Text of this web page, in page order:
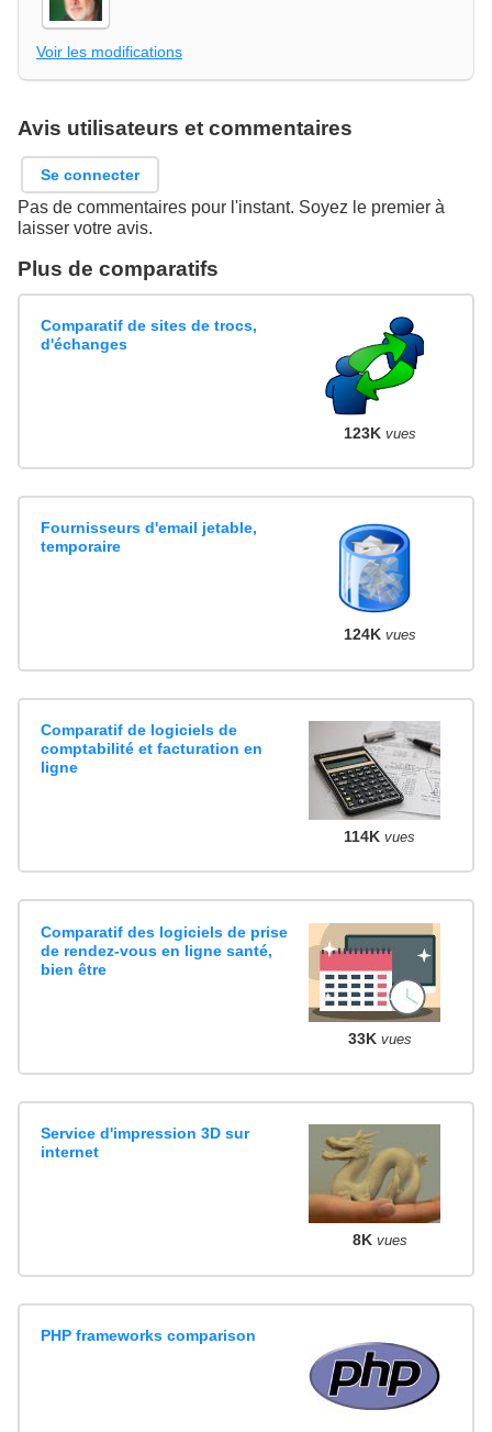
Voir les modifications
Avis utilisateurs et commentaires
Se connecter
Pas de commentaires pour l'instant. Soyez le premier à
laisser votre avis.
Plus de comparatifs
Comparatif de sites de trocs,
d'échanges
123K vues
Fournisseurs d'email jetable,
temporaire
124K vues
Comparatif de logiciels de
comptabilité et facturation en
ligne
114K vues
Comparatif des logiciels de prise
de rendez-vous en ligne santé,
bien être
33K vues
Service d'impression 3D sur
internet
8K vues
PHP frameworks comparison